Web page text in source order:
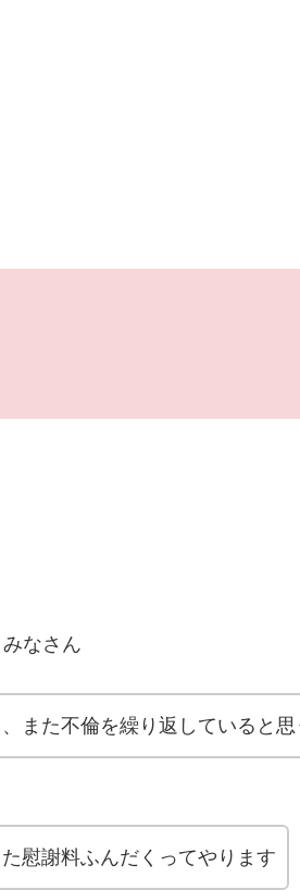
なさん
また不倫を繰り返していると思
慰謝料ふんだくってやります